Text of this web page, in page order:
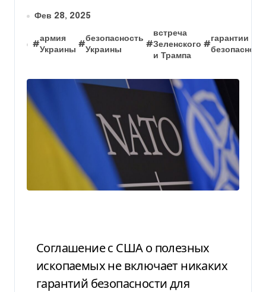
Фев 28, 2025
#
армия
Украины
#
безопасность
Украины
#
встреча
Зеленского
и Трампа
#
гарантии
Соглашение с США о полезных
ископаемых не включает никаких
гарантий безопасности для